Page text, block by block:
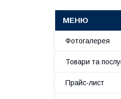
Фотогалерея
Товари та
Прайс-лист